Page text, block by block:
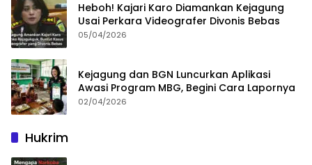
Heboh! Kajari Karo Diamankan Kejagung
Usai Perkara Videografer Divonis Bebas
05/04/2026
Kejagung dan BGN Luncurkan Aplikasi
Awasi Program MBG, Begini Cara Lapornya
02/04/2026
Hukrim